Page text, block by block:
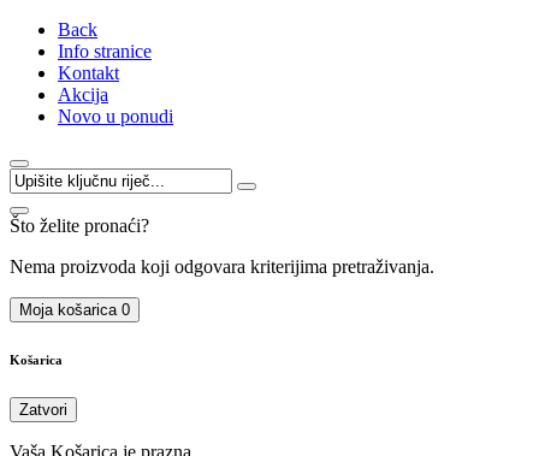
Back
Info stranice
Kontakt
Akcija
Novo u ponudi
Što želite pronaći?
Nema proizvoda koji odgovara kriterijima pretraživanja.
Moja košarica 0
Košarica
Zatvori
Vaša Košarica je prazna.